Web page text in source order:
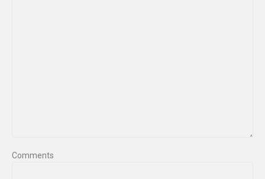
Comments